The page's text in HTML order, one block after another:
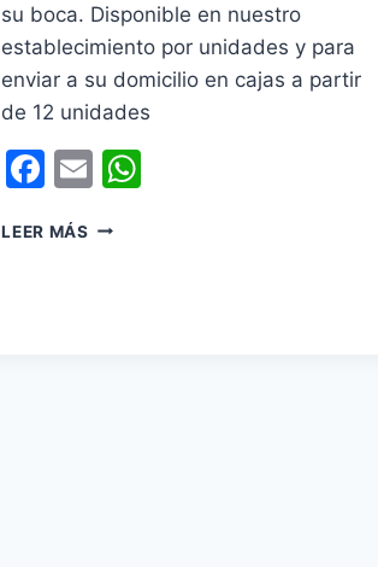
su boca. Disponible en nuestro
establecimiento por unidades y para
enviar a su domicilio en cajas a partir
de 12 unidades
Facebook
Email
LEER MÁS SULTANAS